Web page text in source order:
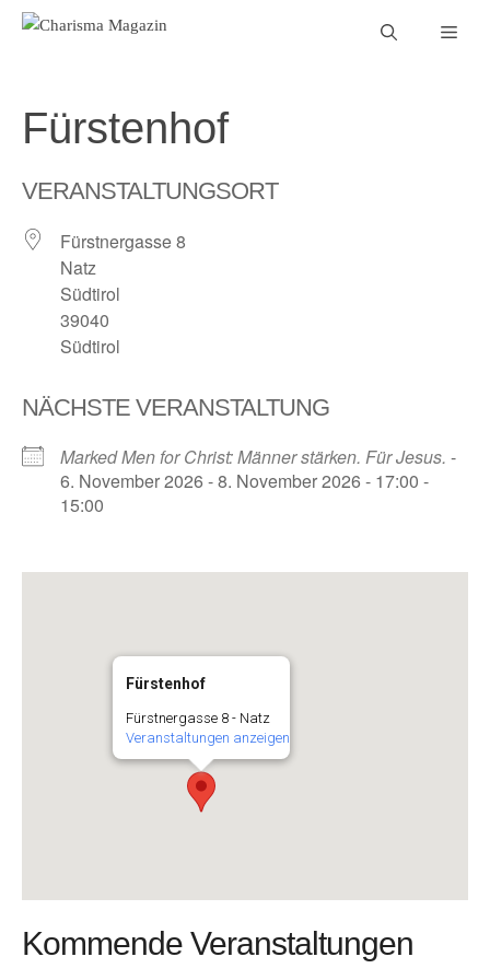
Zum
Fürstenhof
VERANSTALTUNGSORT
Fürstnergasse 8
Natz
Südtirol
39040
Südtirol
NÄCHSTE VERANSTALTUNG
Marked Men for Christ: Männer stärken. Für Jesus. -
6. November 2026 - 8. November 2026 - 17:00 -
15:00
Fürstenhof
Fürstnergasse 8 - Natz
Veranstaltungen anzeigen
Kommende Veranstaltungen